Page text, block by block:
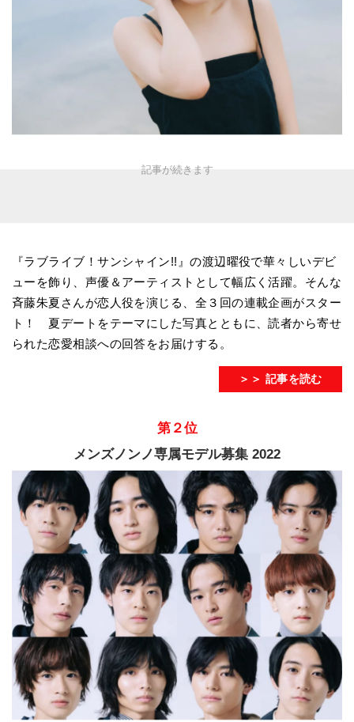
『ラブライブ！サンシャイン!!』の渡辺曜役で華々しいデビ
ューを飾り、声優＆アーティストとして幅広く活躍。そんな
斉藤朱夏さんが恋人役を演じる、全３回の連載企画がスター
ト！ 夏デートをテーマにした写真とともに、読者から寄せ
られた恋愛相談への回答をお届けする。
＞＞ 記事を読む
第２位
メンズノンノ専属モデル募集 2022